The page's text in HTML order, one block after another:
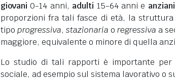
giovani 0-14 anni, adulti 15-64 anni e anziani
proporzioni fra tali fasce di età, la
tipo progressiva, stazionaria o regressiva a
maggiore, equivalente o minore di quella
Lo studio di tali rapporti è importante
sociale, ad esempio sul sistema lavorativo o